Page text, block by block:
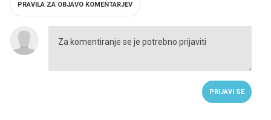
PRAVILA ZA OBJAVO KOMENTARJEV
PRIJAVI SE